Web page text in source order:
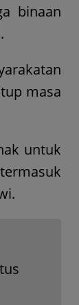
binaan
masa
untuk